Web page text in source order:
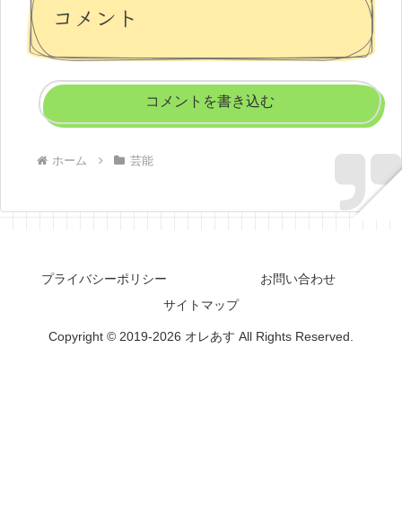
コメント
コメントを書き込む
ホーム 芸能
プライバシーポリシー
お問い合わせ
サイトマップ
Copyright © 2019-2026 オレあす All Rights Reserved.